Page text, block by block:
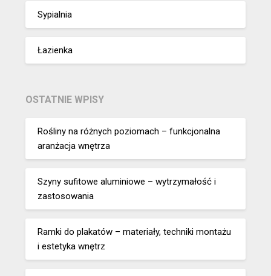
Sypialnia
Łazienka
OSTATNIE WPISY
Rośliny na różnych poziomach – funkcjonalna
aranżacja wnętrza
Szyny sufitowe aluminiowe – wytrzymałość i
zastosowania
Ramki do plakatów – materiały, techniki montażu
i estetyka wnętrz